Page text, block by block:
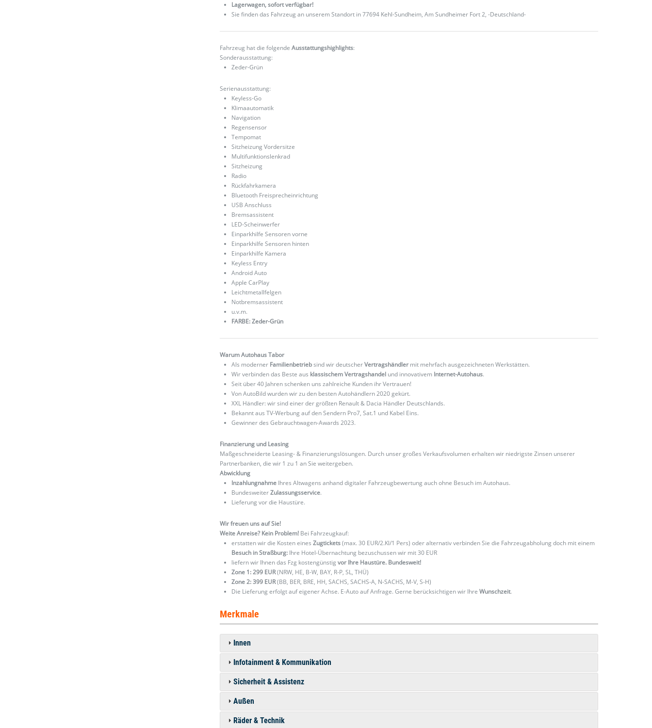
Lagerwagen, sofort verfügbar!
Sie finden das Fahrzeug an unserem Standort in 77694 Kehl-Sundheim, Am Sundheimer Fort 2, -Deutschland-
Fahrzeug hat die folgendeAusstattungshighlights:
Sonderausstattung:
Zeder-Grün
Serienausstattung:
Keyless-Go
Klimaautomatik
Navigation
Regensensor
Tempomat
Sitzheizung Vordersitze
Multifunktionslenkrad
Sitzheizung
Radio
Rückfahrkamera
Bluetooth Freisprecheinrichtung
USB Anschluss
Bremsassistent
LED-Scheinwerfer
Einparkhilfe Sensoren vorne
Einparkhilfe Sensoren hinten
Einparkhilfe Kamera
Keyless Entry
Android Auto
Apple CarPlay
Leichtmetallfelgen
Notbremsassistent
u.v.m.
FARBE: Zeder-Grün
Warum Autohaus Tabor
Als moderner Familienbetriebsind wir deutscherVertragshändler mit mehrfach ausgezeichneten Werkstätten.
Wir verbinden das Beste aus klassischem Vertragshandel und innovativem Internet-Autohaus.
Seit über 40 Jahren schenken uns zahlreiche Kunden ihr Vertrauen!
Von AutoBild wurden wir zu den besten Autohändlern 2020 gekürt.
XXL Händler: wir sind einer der größten Renault & Dacia Händler Deutschlands.
Bekannt aus TV-Werbung auf den Sendern Pro7, Sat.1 und Kabel Eins.
Gewinner des Gebrauchtwagen-Awards 2023.
Finanzierung und Leasing
Maßgeschneiderte Leasing- & Finanzierungslösungen. Durch unser großes Verkaufsvolumen erhalten wir niedrigste Zinsen unserer
Partnerbanken, die wir 1 zu 1 an Sie weitergeben.
Abwicklung
Inzahlungnahme Ihres Altwagens anhand digitaler Fahrzeugbewertung auch ohne Besuch im Autohaus.
BundesweiterZulassungsservice.
Lieferung vor die Haustüre.
Wir freuen uns auf Sie!
Weite Anreise? Kein Problem! Bei Fahrzeugkauf:
erstatten wir die Kosten einesZugtickets(max. 30 EUR/2.Kl/1 Pers) oder alternativ verbinden Sie die Fahrzeugabholung doch mit einem
Besuch in Straßburg: Ihre Hotel-Übernachtung bezuschussen wir mit 30 EUR
liefern wir Ihnen das Fzg kostengünstigvor Ihre Haustüre. Bundesweit!
Zone 1: 299 EUR(NRW, HE, B-W, BAY, R-P, SL, THÜ)
Zone 2: 399 EUR(BB, BER, BRE, HH, SACHS, SACHS-A, N-SACHS, M-V, S-H)
Die Lieferung erfolgt auf eigener Achse. E-Auto auf Anfrage. Gerne berücksichtigen wir IhreWunschzeit.
Merkmale
Innen
Infotainment & Kommunikation
Sicherheit & Assistenz
Außen
Räder & Technik